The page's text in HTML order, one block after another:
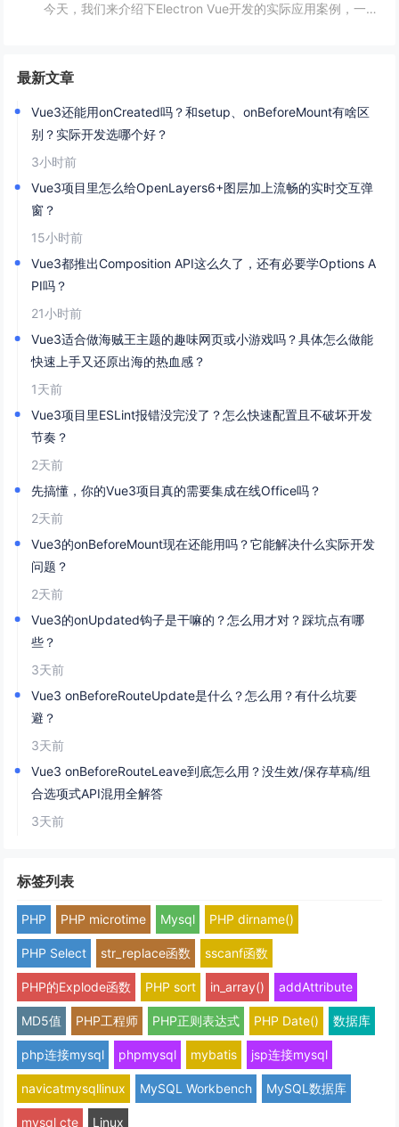
今天，我们来介绍下Electron Vue开发的实际应用案例，一起往下学习吧！开头：Electron Vue开发的实际应用案例随着移动互联网的不断普及，桌面应用程序的需求也越来越多。而Electron Vue作为一种基于JavaScript...
最新文章
Vue3还能用onCreated吗？和setup、onBeforeMount有啥区
别？实际开发选哪个好？
3小时前
Vue3项目里怎么给OpenLayers6+图层加上流畅的实时交互弹
窗？
15小时前
Vue3都推出Composition API这么久了，还有必要学Options A
PI吗？
21小时前
Vue3适合做海贼王主题的趣味网页或小游戏吗？具体怎么做能
快速上手又还原出海的热血感？
1天前
Vue3项目里ESLint报错没完没了？怎么快速配置且不破坏开发
节奏？
2天前
先搞懂，你的Vue3项目真的需要集成在线Office吗？
2天前
Vue3的onBeforeMount现在还能用吗？它能解决什么实际开发
问题？
2天前
Vue3的onUpdated钩子是干嘛的？怎么用才对？踩坑点有哪
些？
3天前
Vue3 onBeforeRouteUpdate是什么？怎么用？有什么坑要
避？
3天前
Vue3 onBeforeRouteLeave到底怎么用？没生效/保存草稿/组
合选项式API混用全解答
3天前
标签列表
PHP PHP microtime Mysql PHP dirname()
PHP Select str_replace函数 sscanf函数
PHP的Explode函数 PHP sort in_array() addAttribute
MD5值 PHP工程师 PHP正则表达式 PHP Date() 数据库
php连接mysql phpmysql mybatis jsp连接mysql
navicatmysqllinux MySQL Workbench MySQL数据库
mysql cte Linux